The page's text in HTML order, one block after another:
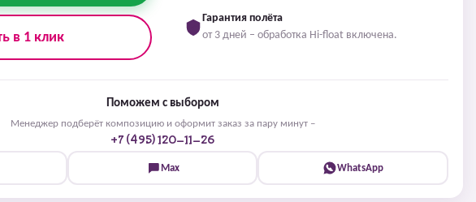
в 1 клик
Гарантия полёта
от 3 дней – обработка Hi-float включена.
Поможем с выбором
Менеджер подберёт композицию и оформит заказ за пару минут –
+7 (495) 120-11-26
Max WhatsApp